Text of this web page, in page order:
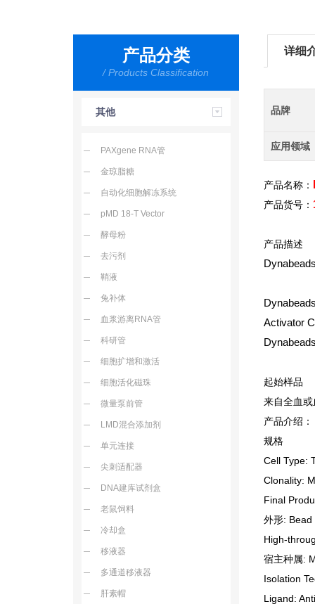
产品分类
/ Products Classification
其他
PAXgene RNA管
金琼脂糖
自动化细胞解冻系统
pMD 18-T Vector
酵母粉
去污剂
鞘液
兔补体
血浆游离RNA管
科研管
细胞扩增和激活
细胞活化磁珠
微量泵前管
LMD混合添加剂
单元连接
尖刺适配器
DNA建库试剂盒
老鼠饲料
冷却盒
移液器
多通道移液器
肝素帽
详细
品牌
应用领域
产品名称：
产品货号：
产品描述
Activator
起始样品
来自全血
产品介绍：
规格
Cell Type:
Clonality:
Final
外形: Bead
High-
宿主种属:
Isolation
Ligand: